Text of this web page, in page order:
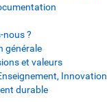
nous ?
générale
et valeurs
Innovation
durable